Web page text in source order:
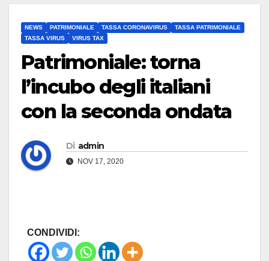
NEWS PATRIMONIALE TASSA CORONAVIRUS
TASSA PATRIMONIALE
TASSA VIRUS
VIRUS TAX
Patrimoniale: torna
l’incubo degli italiani
con la seconda ondata
Di admin
NOV 17, 2020
CONDIVIDI: